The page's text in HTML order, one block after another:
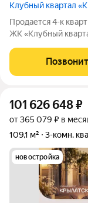
Клубный квартал
Продается 4-к
ЖК «Клубный
западе Москвы от
«Сияние». Комплекс
101 626 648₽
от 365 079 ₽ в
109,1 м²
3-комн.
новостройка